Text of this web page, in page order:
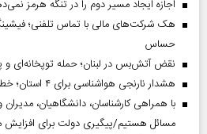
اجازه ایجاد مسیر دوم را در تنگه هرمز
هک شرکت‌های مالی با تماس تلفنی؛
حساس
نقض آتش‌بس در لبنان؛ حمله توپخانه‌ای و
هشدار نارنجی هواشناسی برای ۴ استان؛ خطر سیلاب و رعدوبرق در ارتفاعات
با همراهی کارشناسان، دانشگاهیان،
مسائل هستیم/پیگیری دولت برای افزایش